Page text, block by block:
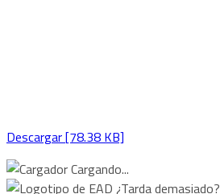
Descargar [78.38 KB]
Cargando...
¿Tarda demasiado?